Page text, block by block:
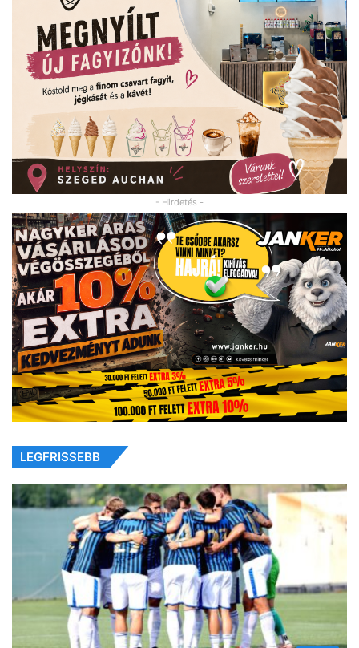
- Hirdetés -
LEGFRISSEBB